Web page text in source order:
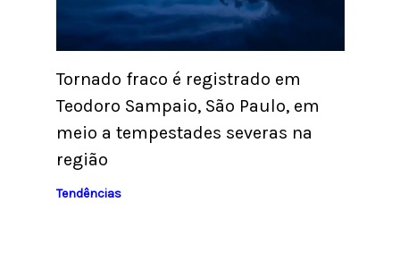
Tornado fraco é registrado em
Teodoro Sampaio, São Paulo, em
meio a tempestades severas na
região
Tendências